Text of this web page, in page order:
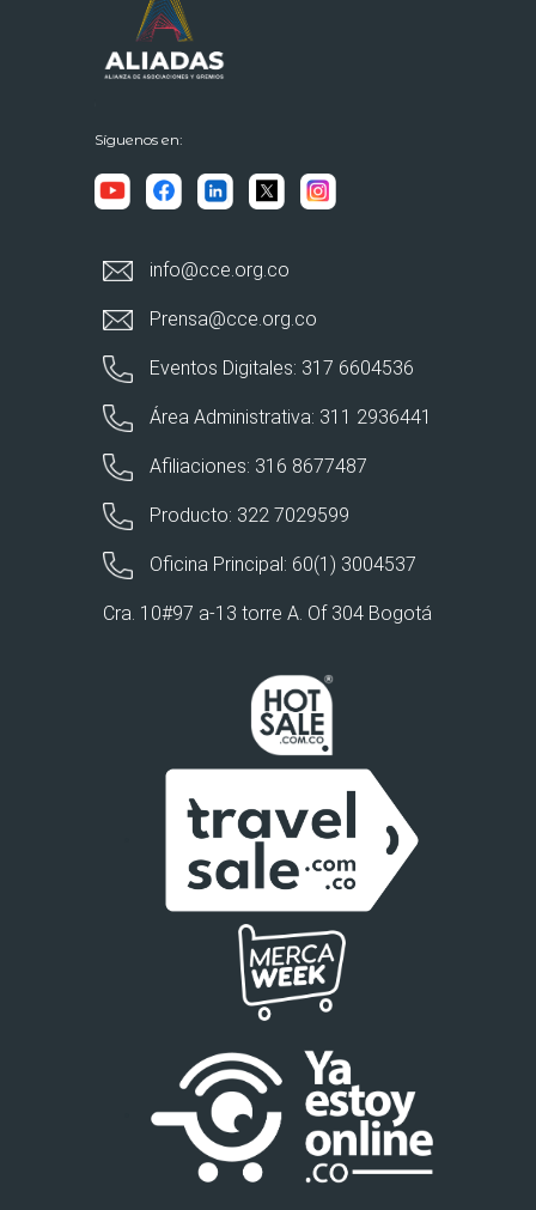
Síguenos en:
info@cce.org.co
Prensa@cce.org.co
Eventos Digitales: 317 6604536
Área Administrativa: 311 2936441
Afiliaciones: 316 8677487
Producto: 322 7029599
Oficina Principal: 60(1) 3004537
Cra. 10#97 a-13 torre A. Of 304 Bogotá